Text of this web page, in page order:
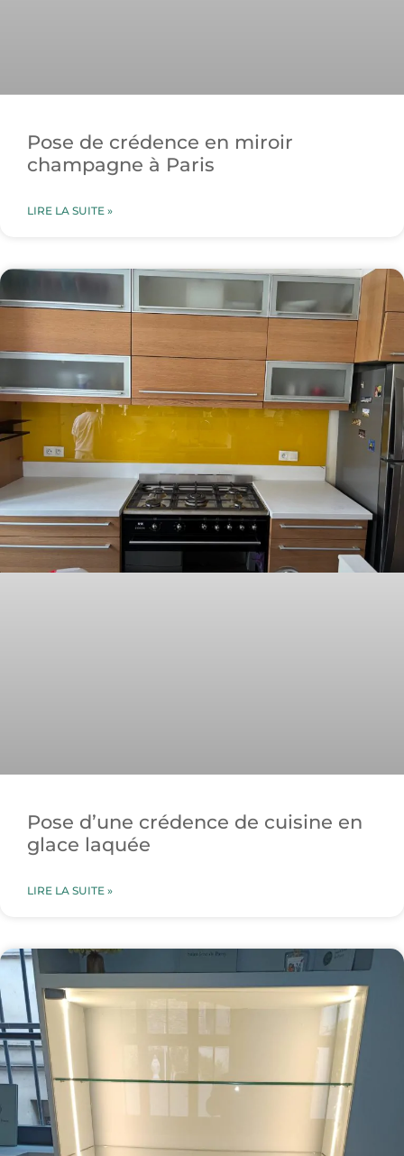
Pose de crédence en miroir
champagne à Paris
LIRE LA SUITE »
Pose d’une crédence de cuisine en
glace laquée
LIRE LA SUITE »